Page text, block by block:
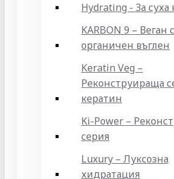
Hydrating - За суха
KARBON 9 – Веган
органичен въглен
Keratin Veg –
Реконструираща
кератин
Ki-Power –
серия
Luxury – Луксозна
хидратация